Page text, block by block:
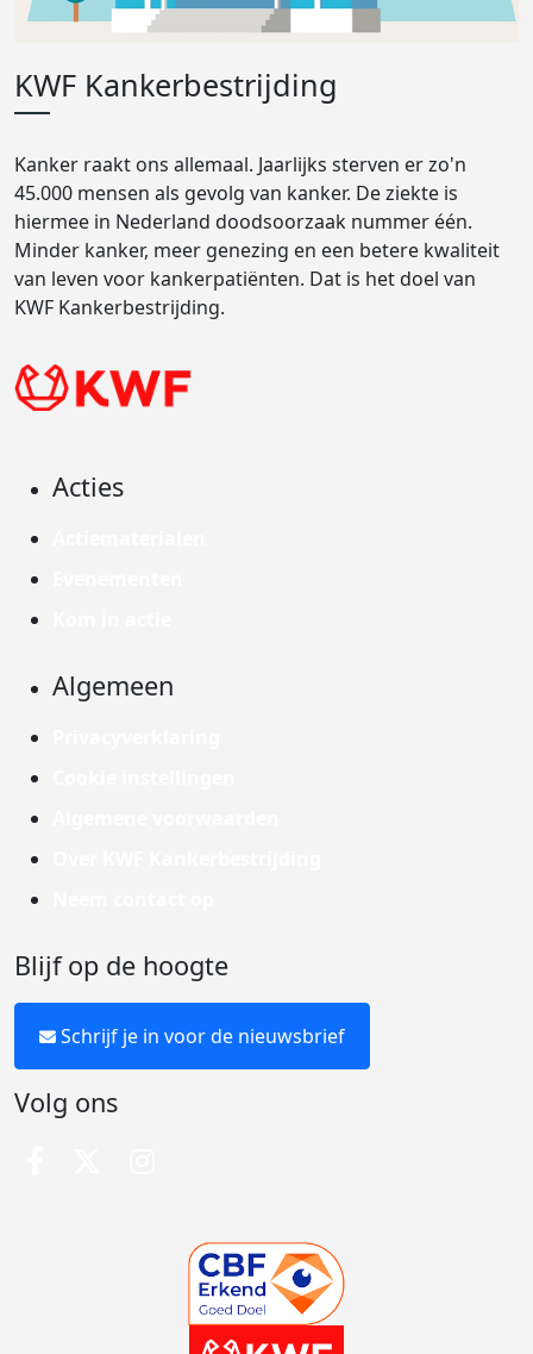
KWF Kankerbestrijding
Kanker raakt ons allemaal. Jaarlijks sterven er zo'n
45.000 mensen als gevolg van kanker. De ziekte is
hiermee in Nederland doodsoorzaak nummer één.
Minder kanker, meer genezing en een betere kwaliteit
van leven voor kankerpatiënten. Dat is het doel van
KWF Kankerbestrijding.
Acties
Algemeen
Blijf op de hoogte
Schrijf je in voor de nieuwsbrief
Volg ons